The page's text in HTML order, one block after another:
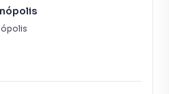
diversas configurações, ideal
ambiente de trabalho funcional
lar espaçoso e confortável.
mais agradáveis ao